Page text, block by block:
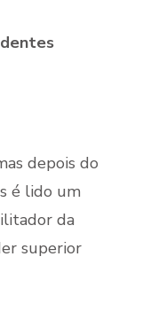
depois do
é lido um
da
superior